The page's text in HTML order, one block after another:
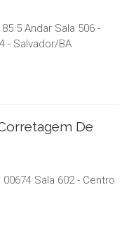
5 Andar Sala 506 -
- Salvador/BA
De
Sala 602 - Centro